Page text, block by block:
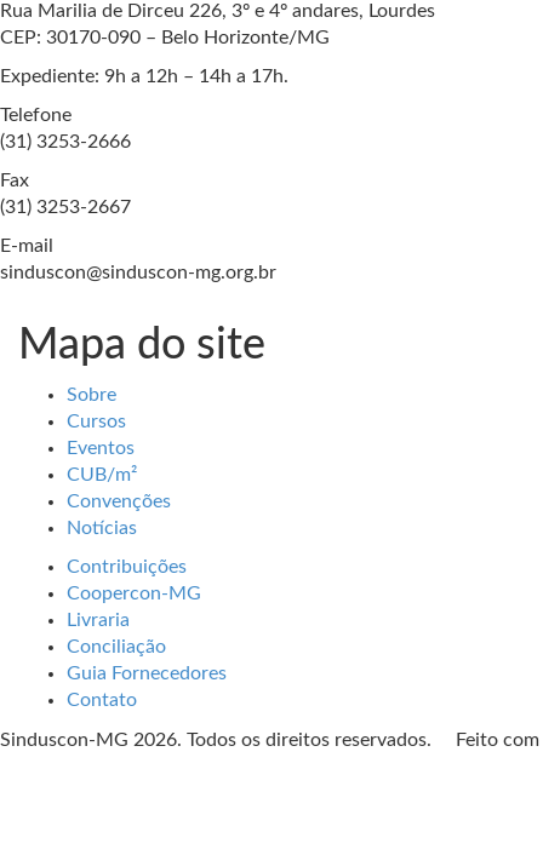
Rua Marilia de Dirceu 226, 3º e 4º andares, Lourdes
CEP: 30170-090 – Belo Horizonte/MG
Expediente: 9h a 12h – 14h a 17h.
Telefone
(31) 3253-2666
Fax
(31) 3253-2667
E-mail
sinduscon@sinduscon-mg.org.br
Mapa do site
Sobre
Cursos
Eventos
CUB/m²
Convenções
Notícias
Contribuições
Coopercon-MG
Livraria
Conciliação
Guia Fornecedores
Contato
Sinduscon-MG 2026. Todos os direitos reservados. Feito com